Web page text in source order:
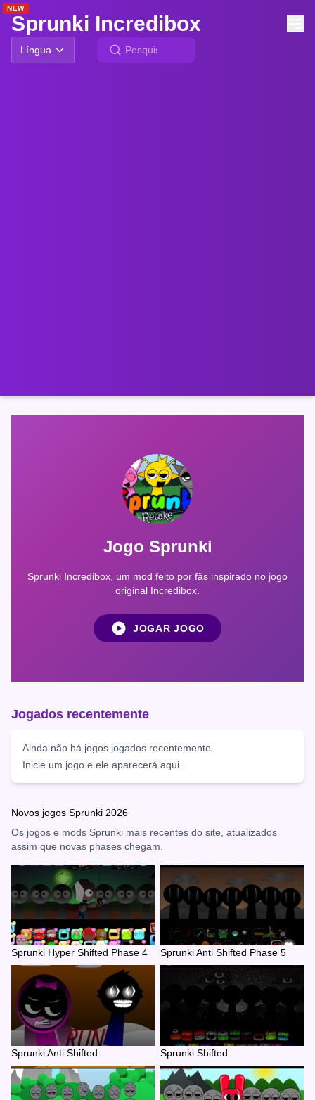
Sprunki Incredibox
Língua
Jogo Sprunki
Sprunki Incredibox, um mod feito por fãs inspirado no jogo
original Incredibox.
JOGAR JOGO
Jogados recentemente
Ainda não há jogos jogados recentemente.
Inicie um jogo e ele aparecerá aqui.
Novos jogos Sprunki 2026
Os jogos e mods Sprunki mais recentes do site, atualizados
assim que novas phases chegam.
NEW
Sprunki Hyper Shifted Phase 4
NEW
Sprunki Anti Shifted Phase 5
NEW
Sprunki Anti Shifted
NEW
Sprunki Shifted